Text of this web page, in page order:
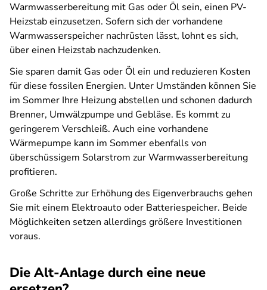
Warmwasserbereitung mit Gas oder Öl sein, einen PV-
Heizstab einzusetzen. Sofern sich der vorhandene
Warmwasserspeicher nachrüsten lässt, lohnt es sich,
über einen Heizstab nachzudenken.
Sie sparen damit Gas oder Öl ein und reduzieren Kosten
für diese fossilen Energien. Unter Umständen können Sie
im Sommer Ihre Heizung abstellen und schonen dadurch
Brenner, Umwälzpumpe und Gebläse. Es kommt zu
geringerem Verschleiß. Auch eine vorhandene
Wärmepumpe kann im Sommer ebenfalls von
überschüssigem Solarstrom zur Warmwasserbereitung
profitieren.
Große Schritte zur Erhöhung des Eigenverbrauchs gehen
Sie mit einem Elektroauto oder Batteriespeicher. Beide
Möglichkeiten setzen allerdings größere Investitionen
voraus.
Die Alt-Anlage durch eine neue